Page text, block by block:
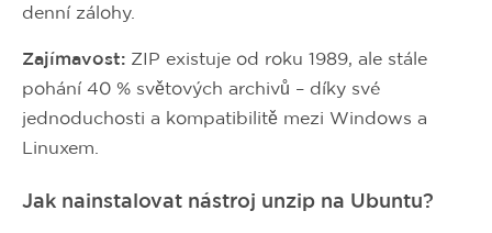
denní zálohy.
Zajímavost: ZIP existuje od roku 1989, ale stále
pohání 40 % světových archivů – díky své
jednoduchosti a kompatibilitě mezi Windows a
Linuxem.
Jak nainstalovat nástroj unzip na Ubuntu?